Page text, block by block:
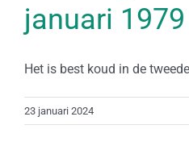
januari 1979
Het is best koud in de
23 januari 2024